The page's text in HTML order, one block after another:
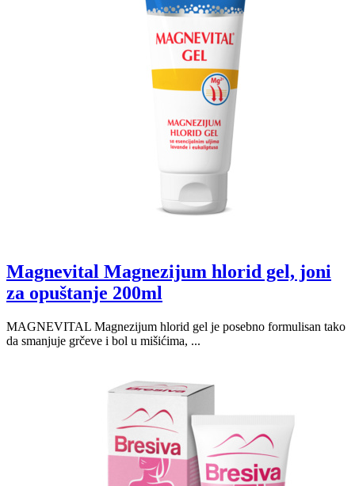
Magnevital Magnezijum hlorid gel, joni
za opuštanje 200ml
MAGNEVITAL Magnezijum hlorid gel je posebno formulisan tako
da smanjuje grčeve i bol u mišićima, ...